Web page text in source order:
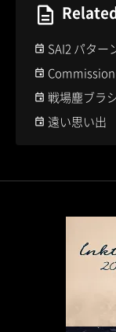
SAI2 パター
Commission
戦場塵ブラ
遠い思い出